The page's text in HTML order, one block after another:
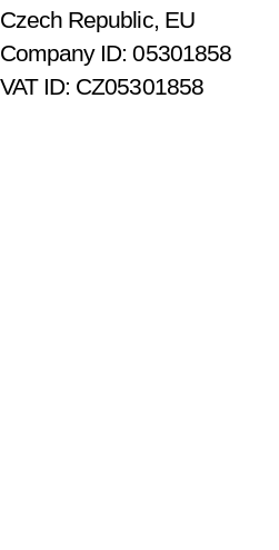
Czech Republic, EU
Company ID: 05301858
VAT ID: CZ05301858